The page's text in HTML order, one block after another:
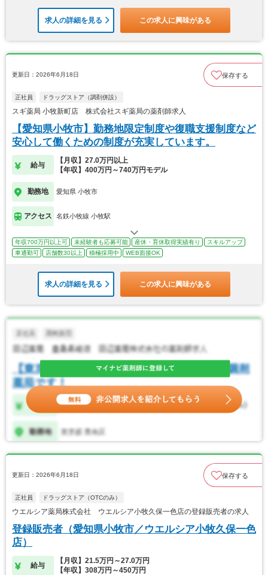
求人の詳細を見る この求人に興味がある
更新日：2026年6月18日 保存する
正社員 ドラッグストア（調剤併設）
スギ薬局 小牧新町店 株式会社スギ薬局の薬剤師求人
【愛知県小牧市】勤務地限定制度や復職支援制度など
安心して働くための制度が充実しています。
給与
【月収】27.0万円以上
【年収】400万円～740万円モデル
勤務地 愛知県 小牧市
アクセス 名鉄小牧線 小牧駅
年収700万円以上可 未経験者も応募可能 産休・育休取得実績有り
スキルアップ
車通勤可
店舗数30以上 積極採用中 WEB面接OK
求人の詳細を見る この求人に興味がある
更新日：2026年6月18日 保存する
正社員 ドラッグストア（OTCのみ）
ウエルシア薬局株式会社 ウエルシア小牧久保一色店の登録販売者の求人
登録販売者（愛知県小牧市／ウエルシア小牧久保一色
店）
給与
【月収】21.5万円～27.0万円
【年収】308万円～450万円